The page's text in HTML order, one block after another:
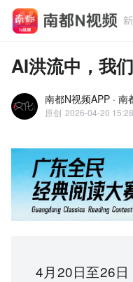
AI洪流中，我
南都N视频APP · 南
原创 2026-04-20 15:28
4月20日至26